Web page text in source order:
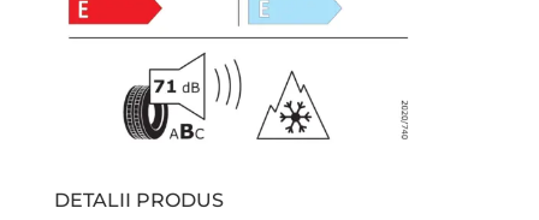
DETALII PRODUS